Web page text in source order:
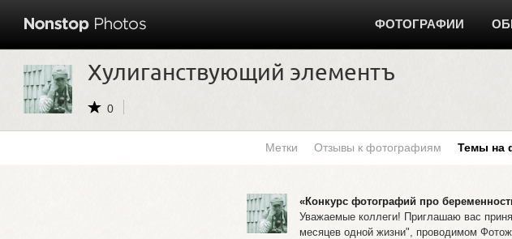
ФОТОГРАФИИ
Хулиганствующий элементъ
0
Метки Отзывы к фотографиям Темы на
«Конкурс фотографий про
Уважаемые коллеги! Приглашаю вас
месяцев одной жизни", проводимом